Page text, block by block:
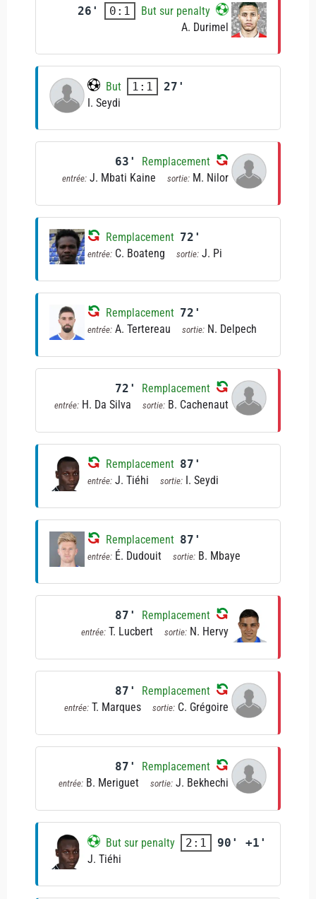
26' 0:1
But sur penalty
A. Durimel
But 1:1
27'
I. Seydi
63' Remplacement
entrée: J. Mbati Kaine sortie: M. Nilor
Remplacement 72'
entrée: C. Boateng sortie: J. Pi
Remplacement 72'
entrée: A. Tertereau sortie: N. Delpech
72' Remplacement
entrée: H. Da Silva sortie: B. Cachenaut
Remplacement 87'
entrée: J. Tiéhi sortie: I. Seydi
Remplacement 87'
entrée: É. Dudouit sortie: B. Mbaye
87' Remplacement
entrée: T. Lucbert sortie: N. Hervy
87' Remplacement
entrée: T. Marques sortie: C. Grégoire
87' Remplacement
entrée: B. Meriguet sortie: J. Bekhechi
But sur penalty 2:1
90' +1'
J. Tiéhi